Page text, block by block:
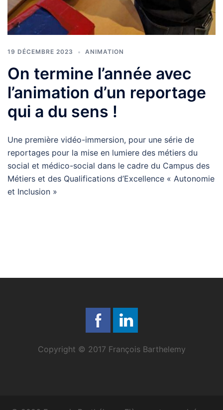
19 DÉCEMBRE 2023 ANIMATION
On termine l’année avec
l’animation d’un reportage
qui a du sens !
Une première vidéo-immersion, pour une série de
reportages pour la mise en lumiere des métiers du
social et médico-social dans le cadre du Campus des
Métiers et des Qualifications d’Excellence « Autonomie
et Inclusion »
Copyright © 2017 François Barthelemy